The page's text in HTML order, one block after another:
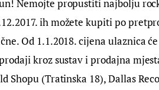
Nemojte propustiti najbolju
ih možete kupiti po
Od 1.1.2018. cijena ulaznica
kroz sustav i prodajna
Shopu (Tratinska 18), Dallas